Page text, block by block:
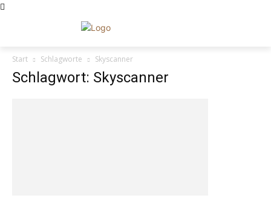
Start Schlagworte Skyscanner
Schlagwort: Skyscanner